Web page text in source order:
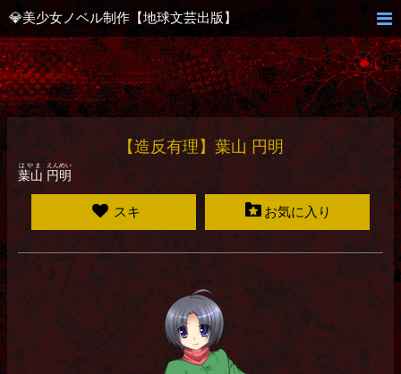
💎美少女ノベル制作【地球文芸出版】
【造反有理】葉山 円明
葉山
はやま
円明
えんめい
スキ お気に入り